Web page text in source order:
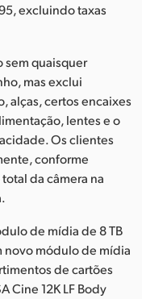
excluindo taxas
sem quaisquer
mas exclui
alças, certos encaixes
lentes e o
Os clientes
conforme
da câmera na
de mídia de 8 TB
novo módulo de mídia
de cartões
Cine 12K LF Body